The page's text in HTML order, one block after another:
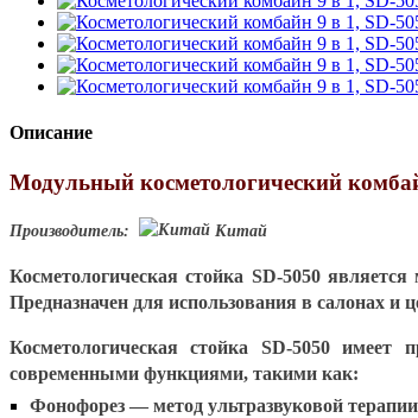
Описание
Модульный косметологический
Производитель: Китай
Косметологическая стойка SD-5050
Предназначен для использования в салонах и
Косметологическая стойка SD-5050
современными функциями, такими как:
Фонофорез — метод ультразвуковой